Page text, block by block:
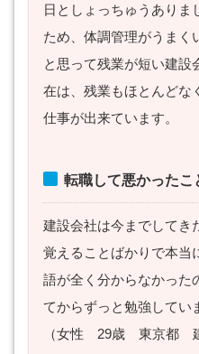
日としょっちゅうありま
ため、体調管理がうまく
と思って残業が短い建設
在は、残業もほとんどな
仕事が出来ています。
転職して悪かったこ
建設会社は今までしてき
覚えることばかりで本当
語が全く分からなかった
てからずっと勉強してい
（女性 29歳 東京都 建